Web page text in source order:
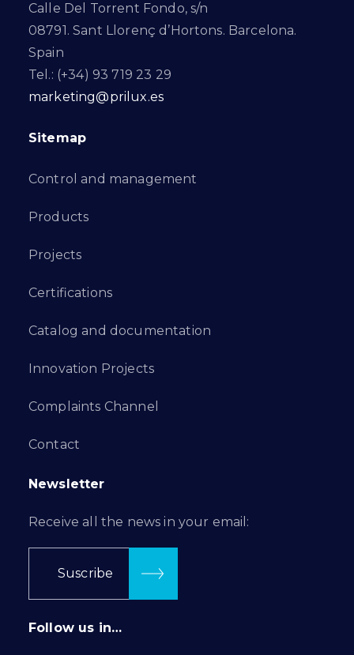
Calle Del Torrent Fondo, s/n
08791. Sant Llorenç d’Hortons. Barcelona.
Spain
Tel.: (+34) 93 719 23 29
marketing@prilux.es
Sitemap
Control and management
Products
Projects
Certifications
Catalog and documentation
Innovation Projects
Complaints Channel
Contact
Newsletter
Receive all the news in your email:
Suscribe
Follow us in…